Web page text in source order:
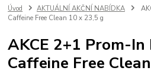
Úvod AKTUÁLNÍ AKČNÍ NABÍDKA
Caffeine Free Clean 10 x 23,5 g
AKCE 2+1 Prom-
Caffeine Free